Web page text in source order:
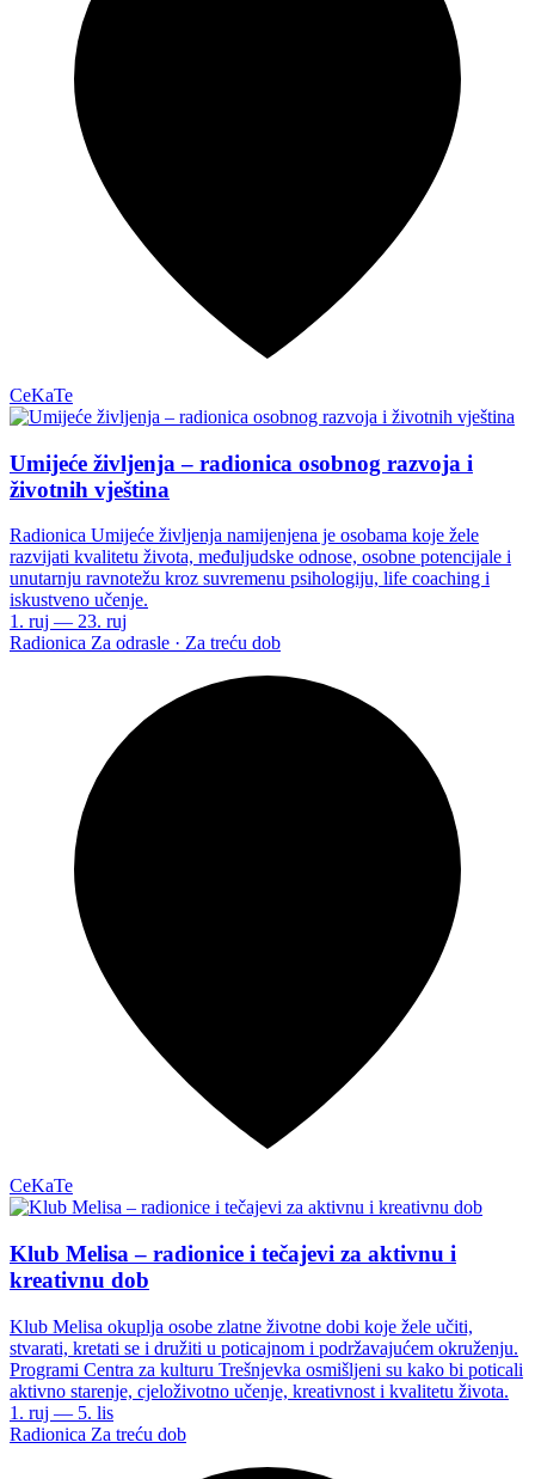
CeKaTe
Umijeće življenja – radionica osobnog razvoja i
životnih vještina
Radionica Umijeće življenja namijenjena je osobama koje žele
razvijati kvalitetu života, međuljudske odnose, osobne potencijale i
unutarnju ravnotežu kroz suvremenu psihologiju, life coaching i
iskustveno učenje.
1. ruj — 23. ruj
Radionica Za odrasle · Za treću dob
CeKaTe
Klub Melisa – radionice i tečajevi za aktivnu i
kreativnu dob
Klub Melisa okuplja osobe zlatne životne dobi koje žele učiti,
stvarati, kretati se i družiti u poticajnom i podržavajućem okruženju.
Programi Centra za kulturu Trešnjevka osmišljeni su kako bi poticali
aktivno starenje, cjeloživotno učenje, kreativnost i kvalitetu života.
1. ruj — 5. lis
Radionica Za treću dob